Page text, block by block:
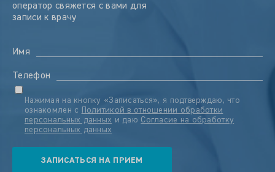
оператор свяжется с вами для
записи к врачу
Имя
Телефон
Нажимая на кнопку «Записаться», я подтверждаю, что
ознакомлен с Политикой в отношении обработки
персональных данных и даю Согласие на обработку
персональных данных